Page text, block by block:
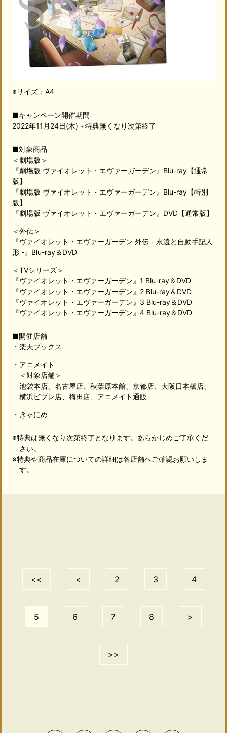
※サイズ：A4
■キャンペーン開催期間
2022年11月24日(木)～特典無くなり次第終了
■対象商品
＜劇場版＞
『劇場版 ヴァイオレット・エヴァーガーデン』Blu-ray【通常
版】
『劇場版 ヴァイオレット・エヴァーガーデン』Blu-ray【特別
版】
『劇場版 ヴァイオレット・エヴァーガーデン』DVD【通常版】
＜外伝＞
『ヴァイオレット・エヴァーガーデン 外伝 - 永遠と自動手記人
形 -』Blu-ray＆DVD
＜TVシリーズ＞
『ヴァイオレット・エヴァーガーデン』1 Blu-ray＆DVD
『ヴァイオレット・エヴァーガーデン』2 Blu-ray＆DVD
『ヴァイオレット・エヴァーガーデン』3 Blu-ray＆DVD
『ヴァイオレット・エヴァーガーデン』4 Blu-ray＆DVD
■開催店舗
・楽天ブックス
・アニメイト
＜対象店舗＞
池袋本店、名古屋店、秋葉原本館、京都店、大阪日本橋店、
横浜ビブレ店、梅田店、アニメイト通販
・きゃにめ
※特典は無くなり次第終了となります。あらかじめご了承くだ
さい。
※特典や商品在庫についての詳細は各店舗へご確認お願いしま
す。
<< < 2 3 4
5 6 7 8 >
>>